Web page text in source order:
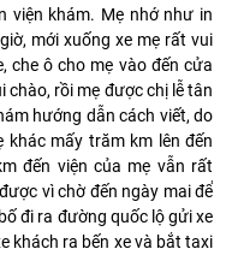
viện khám. Mẹ nhớ như in
mới xuống xe mẹ rất vui
che ô cho mẹ vào đến cửa
chào, rồi mẹ được chị lễ tân
hướng dẫn cách viết, do
khác mấy trăm km lên đến
đến viện của mẹ vẫn rất
vì chờ đến ngày mai để
đi ra đường quốc lộ gửi xe
khách ra bến xe và bắt taxi